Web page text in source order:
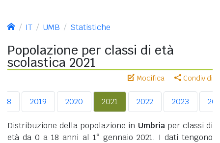
IT UMB Statistiche
Popolazione per classi di età
scolastica 2021
Modifica Condividi
2019 2020 2021 2022 2023
Distribuzione della popolazione in Umbriaper classi di
età da 0 a 18 anni al 1° gennaio 2021. I dati tengono